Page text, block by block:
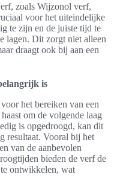
zoals Wijzonol verf,
voor het uiteindelijke
te zijn en de juiste tijd te
lagen. Dit zorgt niet alleen
draagt ook bij aan een
is
het bereiken van een
om de volgende laag
is opgedroogd, kan dit
resultaat. Vooral bij het
van de aanbevolen
bieden de verf de
ontwikkelen, wat